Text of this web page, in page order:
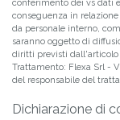
conferimento dei vs dati
conseguenza in
da personale interno,
saranno oggetto di
diritti previsti dall'articolo
Trattamento: Flexa Srl -
del responsabile del
Dichiarazione di